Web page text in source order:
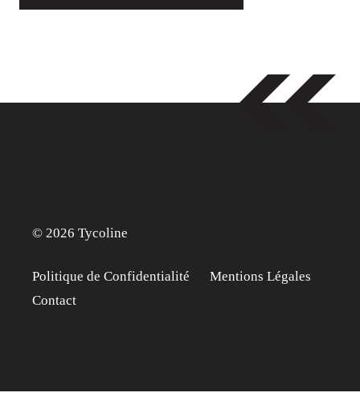
© 2026 Tycoline
Politique de Confidentialité
Mentions Légales
Contact